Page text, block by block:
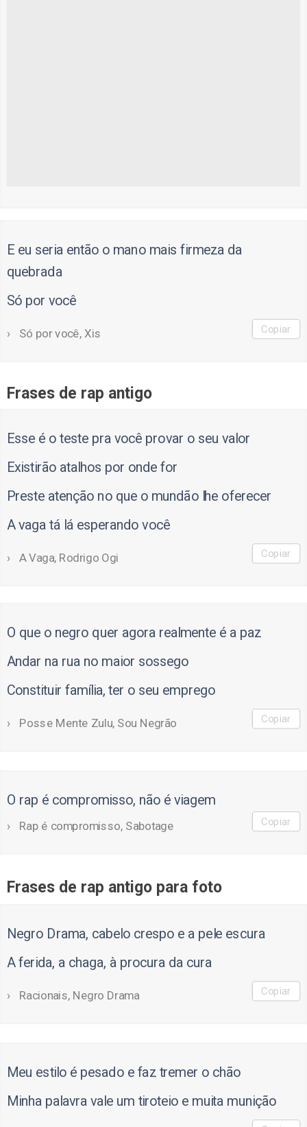
E eu seria então o mano mais firmeza da
quebrada
Só por você
Só por você, Xis Copiar
Frases de rap antigo
Esse é o teste pra você provar o seu valor
Existirão atalhos por onde for
Preste atenção no que o mundão lhe oferecer
A vaga tá lá esperando você
A Vaga, Rodrigo Ogi Copiar
O que o negro quer agora realmente é a paz
Andar na rua no maior sossego
Constituir família, ter o seu emprego
Posse Mente Zulu, Sou Negrão Copiar
O rap é compromisso, não é viagem
Rap é compromisso, Sabotage Copiar
Frases de rap antigo para foto
Negro Drama, cabelo crespo e a pele escura
A ferida, a chaga, à procura da cura
Racionais, Negro Drama Copiar
Meu estilo é pesado e faz tremer o chão
Minha palavra vale um tiroteio e muita munição